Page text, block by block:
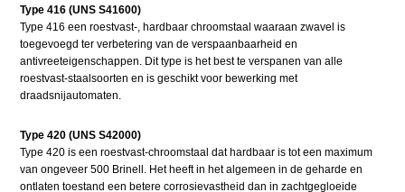
Type 416 (UNS S41600)
Type 416 een roestvast-, hardbaar chroomstaal waaraan zwavel is
toegevoegd ter verbetering van de verspaanbaarheid en
antivreeteigenschappen. Dit type is het best te verspanen van alle
roestvast-staalsoorten en is geschikt voor bewerking met
draadsnijautomaten.
Type 420 (UNS S42000)
Type 420 is een roestvast-chroomstaal dat hardbaar is tot een maximum
van ongeveer 500 Brinell. Het heeft in het algemeen in de geharde en
ontlaten toestand een betere corrosievastheid dan in zachtgegloeide